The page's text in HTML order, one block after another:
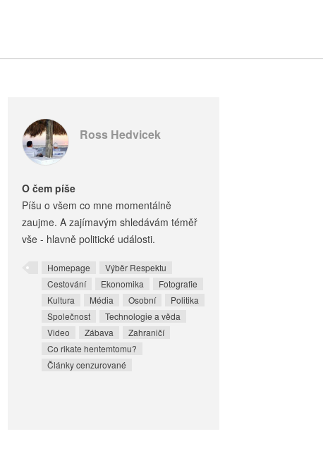
Ross Hedvicek
O čem píše
Píšu o všem co mne momentálně
zaujme. A zajímavým shledávám téměř
vše - hlavně politické události.
Homepage
Výběr Respektu
Cestování
Ekonomika
Fotografie
Kultura
Média Osobní
Politika
Společnost
Technologie a věda
Video
Zábava
Zahraničí
Co rikate hentemtomu?
Články cenzurované